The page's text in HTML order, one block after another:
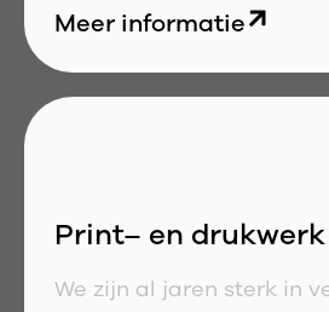
Meer informatie
Print– en drukwerk
We zijn al jaren sterk in